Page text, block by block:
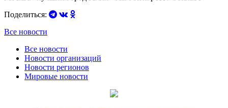
Поделиться:
Все новости
Все новости
Новости организаций
Новости регионов
Мировые новости